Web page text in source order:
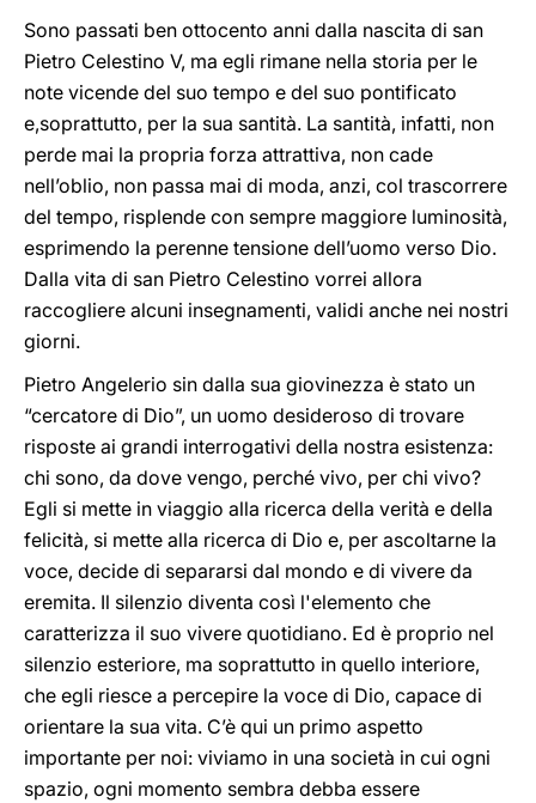
Sono passati ben ottocento anni dalla nascita di san
Pietro Celestino V, ma egli rimane nella storia per le
note vicende del suo tempo e del suo pontificato
e,soprattutto, per la sua santità. La santità, infatti, non
perde mai la propria forza attrattiva, non cade
nell’oblio, non passa mai di moda, anzi, col trascorrere
del tempo, risplende con sempre maggiore luminosità,
esprimendo la perenne tensione dell’uomo verso Dio.
Dalla vita di san Pietro Celestino vorrei allora
raccogliere alcuni insegnamenti, validi anche nei nostri
giorni.
Pietro Angelerio sin dalla sua giovinezza è stato un
“cercatore di Dio”, un uomo desideroso di trovare
risposte ai grandi interrogativi della nostra esistenza:
chi sono, da dove vengo, perché vivo, per chi vivo?
Egli si mette in viaggio alla ricerca della verità e della
felicità, si mette alla ricerca di Dio e, per ascoltarne la
voce, decide di separarsi dal mondo e di vivere da
eremita. Il silenzio diventa così l'elemento che
caratterizza il suo vivere quotidiano. Ed è proprio nel
silenzio esteriore, ma soprattutto in quello interiore,
che egli riesce a percepire la voce di Dio, capace di
orientare la sua vita. C’è qui un primo aspetto
importante per noi: viviamo in una società in cui ogni
spazio, ogni momento sembra debba essere